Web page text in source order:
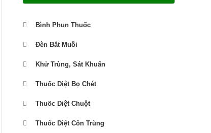
Bình Phun Thuốc
Đèn Bắt Muỗi
Khử Trùng, Sát Khuẩn
Thuốc Diệt Bọ Chét
Thuốc Diệt Chuột
Thuốc Diệt Côn Trùng